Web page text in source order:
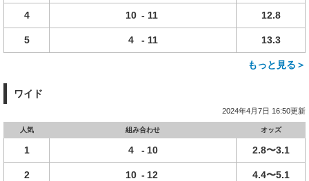
4 10 - 11 12.8
5 4 - 11 13.3
もっと見る＞
ワイド
2024年4月7日 16:50更新
人気 組み合わせ オッズ
1 4 - 10 2.8〜3.1
2 10 - 12 4.4〜5.1